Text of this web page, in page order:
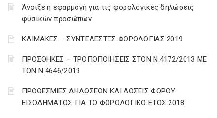
Άνοιξε η εφαρμογή για τις φορολογικές δηλώσεις
φυσικών προσώπων
ΚΛΙΜΑΚΕΣ – ΣΥΝΤΕΛΕΣΤΕΣ ΦΟΡΟΛΟΓΙΑΣ 2019
ΠΡΟΣΘΗΚΕΣ – ΤΡΟΠΟΠΟΙΗΣΕΙΣ ΣΤΟΝ Ν.4172/2013 ΜΕ
ΤΟΝ Ν.4646/2019
ΠΡΟΘΕΣΜΙΕΣ ΔΗΛΩΣΕΩΝ ΚΑΙ ΔΟΣΕΙΣ ΦΟΡΟΥ
ΕΙΣΟΔΗΜΑΤΟΣ ΓΙΑ ΤΟ ΦΟΡΟΛΟΓΙΚΟ ΕΤΟΣ 2018